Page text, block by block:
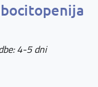
4-5 dni